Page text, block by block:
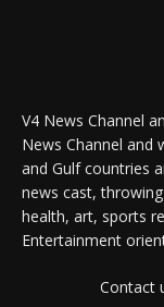
V4 News Channel
News Channel and
and Gulf countries
news cast,
health, art, sports
Entertainment
Contact